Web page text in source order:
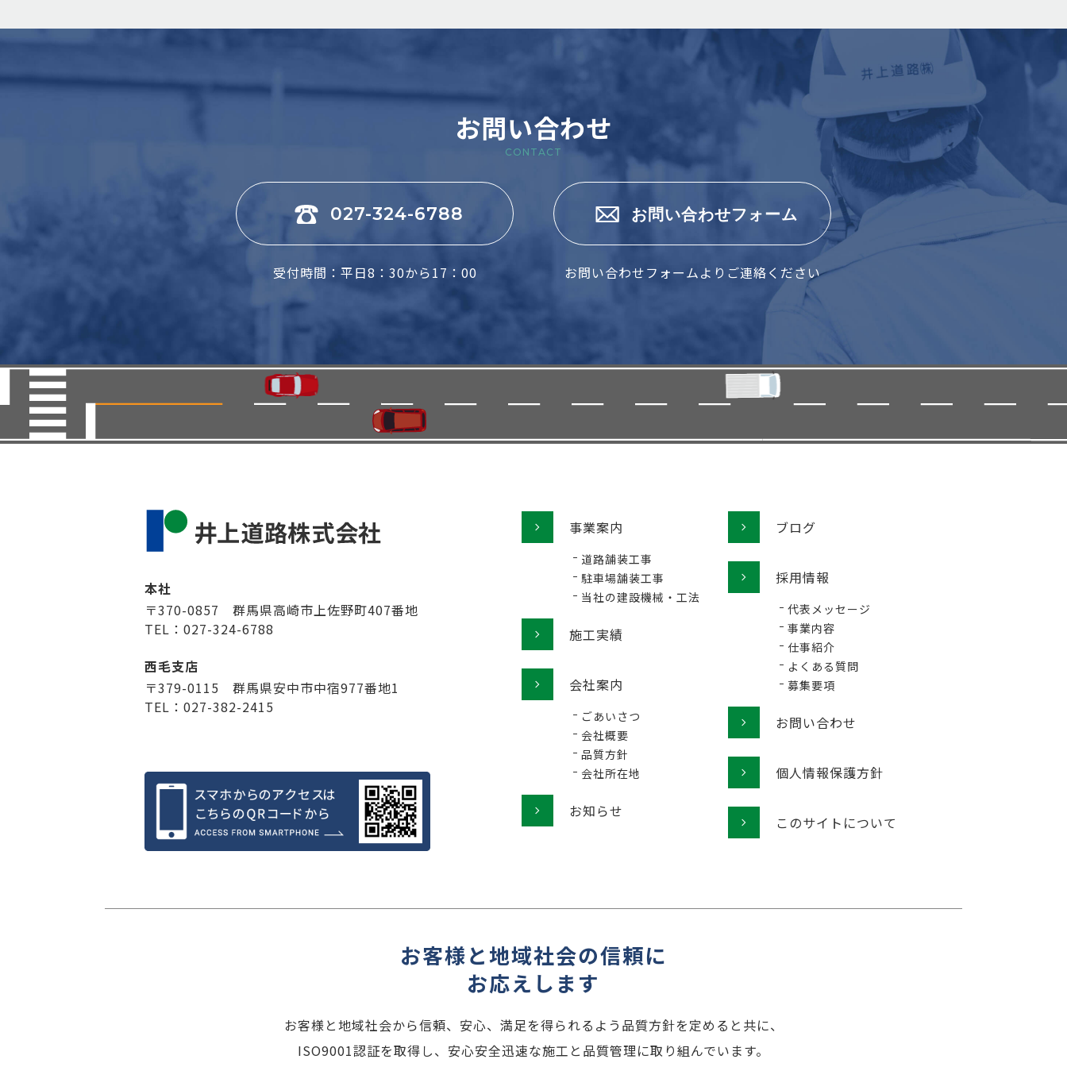
お問い合わせ
CONTACT
027-324-6788
受付時間：平日8：30から17：00
お問い合わせフォーム
お問い合わせフォームよりご連絡ください
本社
〒370-0857 群馬県高崎市上佐野町407番地
TEL：027-324-6788
西毛支店
〒379-0115 群馬県安中市中宿977番地1
TEL：027-382-2415
事業案内
道路舗装工事
駐車場舗装工事
当社の建設機械・工法
施工実績
会社案内
ごあいさつ
会社概要
品質方針
会社所在地
お知らせ
ブログ
採用情報
代表メッセージ
事業内容
仕事紹介
よくある質問
募集要項
お問い合わせ
個人情報保護方針
このサイトについて
お客様と地域社会の信頼に
お応えします
お客様と地域社会から信頼、安心、満足を得られるよう品質方針を定めると共に、
ISO9001認証を取得し、安心安全迅速な施工と品質管理に取り組んでいます。